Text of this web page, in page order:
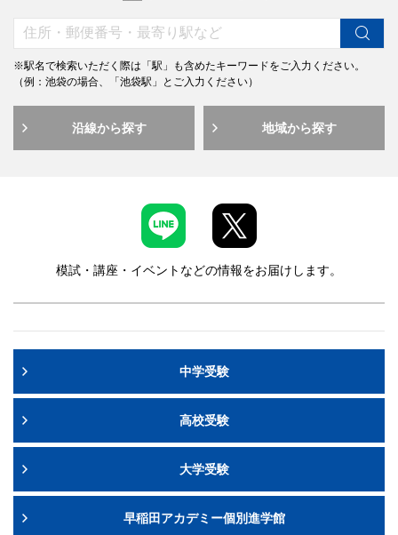
※駅名で検索いただく際は「駅」も含めたキーワードをご入力ください。
（例：池袋の場合、「池袋駅」とご入力ください）
沿線から探す 地域から探す
模試・講座・イベントなどの情報をお届けします。
中学受験
高校受験
大学受験
早稲田アカデミー個別進学館